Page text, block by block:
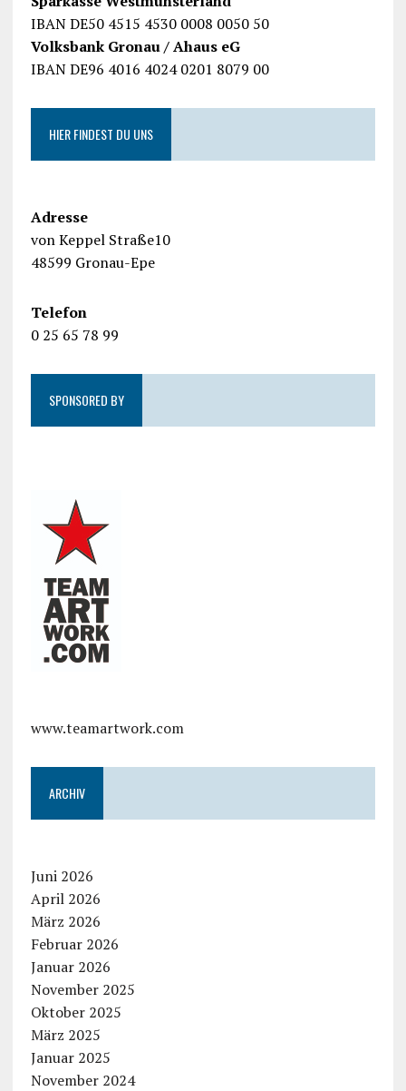
IBAN DE50 4515 4530 0008 0050 50
Volksbank Gronau / Ahaus eG
IBAN DE96 4016 4024 0201 8079 00
HIER FINDEST DU UNS
Adresse
von Keppel Straße10
48599 Gronau-Epe
Telefon
0 25 65 78 99
SPONSORED BY
www.teamartwork.com
ARCHIV
Juni 2026
April 2026
März 2026
Februar 2026
Januar 2026
November 2025
Oktober 2025
März 2025
Januar 2025
November 2024